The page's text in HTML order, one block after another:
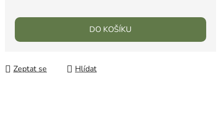
DO KOŠÍKU
Zeptat se Hlídat